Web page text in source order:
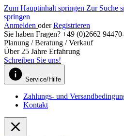
Zum Hauptinhalt springen Zur Suche
springen
Anmelden oder Registrieren
Sie haben Fragen? +49 (0)2662
Planung / Beratung / Verkauf
Über 25 Jahre Erfahrung
Schreiben Sie uns!
Service/Hilfe
Zahlungs- und
Kontakt